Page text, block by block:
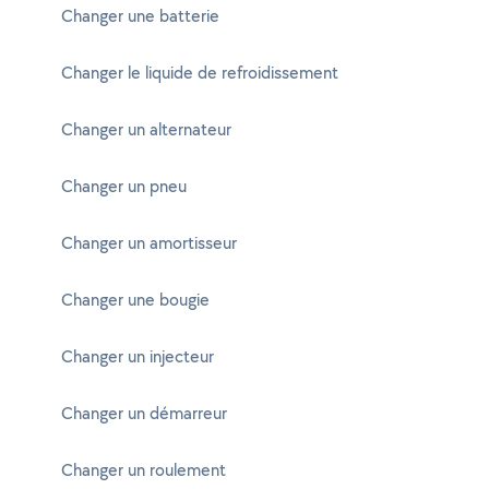
Changer une batterie
Changer le liquide de refroidissement
Changer un alternateur
Changer un pneu
Changer un amortisseur
Changer une bougie
Changer un injecteur
Changer un démarreur
Changer un roulement